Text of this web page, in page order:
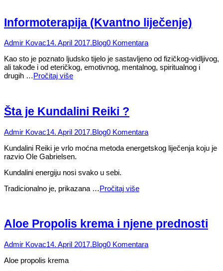
Informoterapija (Kvantno liječenje)
Admir Kovac14. April 2017.Blog0 Komentara
Kao sto je poznato ljudsko tijelo je sastavljeno od fizičkog-vidljivog,
ali takođe i od eteričkog, emotivnog, mentalnog, spiritualnog i
drugih …Pročitaj više
Šta je Kundalini Reiki ?
Admir Kovac14. April 2017.Blog0 Komentara
Kundalini Reiki je vrlo moćna metoda energetskog liječenja koju je
razvio Ole Gabrielsen.
Kundalini energiju nosi svako u sebi.
Tradicionalno je, prikazana …Pročitaj više
Aloe Propolis krema i njene prednosti
Admir Kovac14. April 2017.Blog0 Komentara
Aloe propolis krema